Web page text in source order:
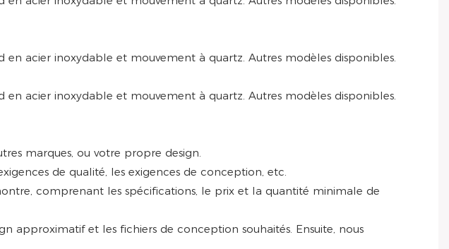
marques, ou votre propre design.
de qualité, les exigences de conception, etc.
comprenant les spécifications, le prix et la quantité minimale de
approximatif et les fichiers de conception souhaités. Ensuite, nous